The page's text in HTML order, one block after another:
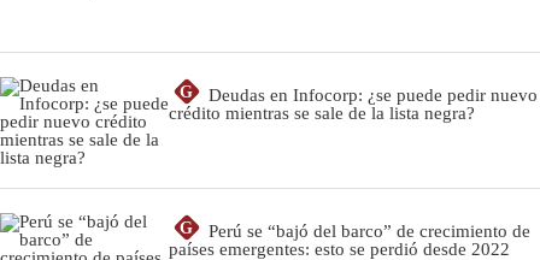
G
Deudas en Infocorp: ¿se puede pedir nuevo
crédito mientras se sale de la lista negra?
G
Perú se “bajó del barco” de crecimiento de
países emergentes: esto se perdió desde 2022